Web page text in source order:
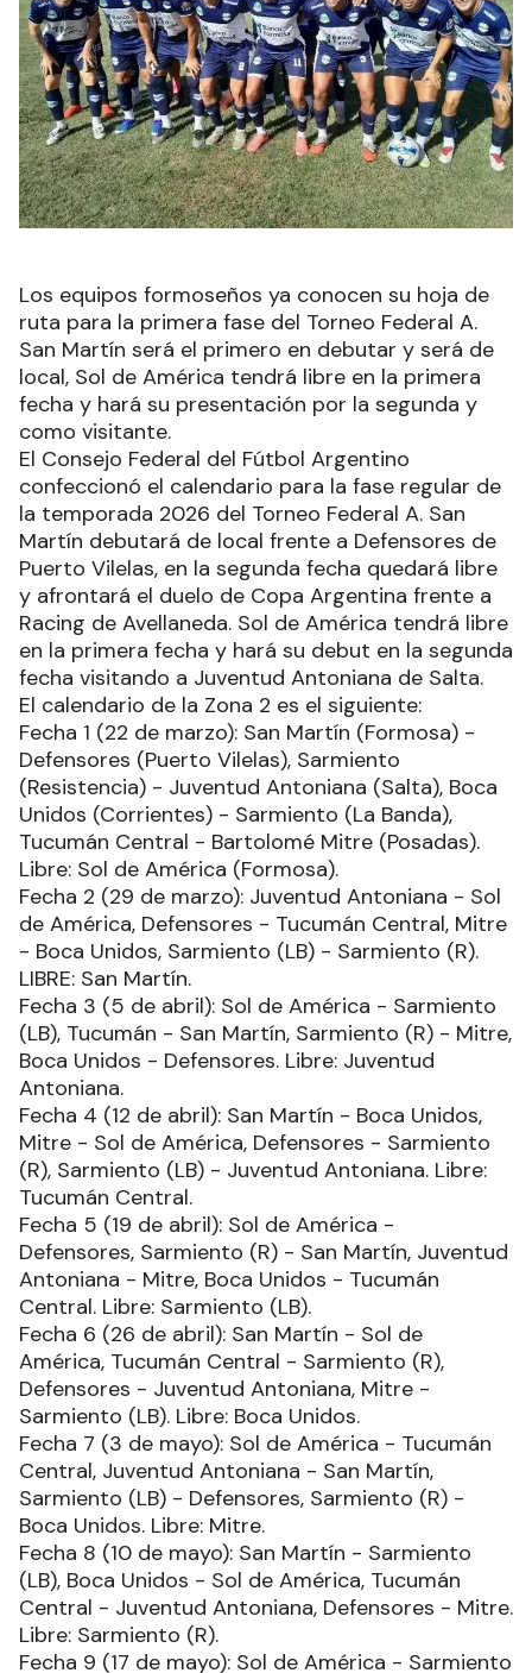
Los equipos formoseños ya conocen su hoja de
ruta para la primera fase del Torneo Federal A.
San Martín será el primero en debutar y será de
local, Sol de América tendrá libre en la primera
fecha y hará su presentación por la segunda y
como visitante.
El Consejo Federal del Fútbol Argentino
confeccionó el calendario para la fase regular de
la temporada 2026 del Torneo Federal A. San
Martín debutará de local frente a Defensores de
Puerto Vilelas, en la segunda fecha quedará libre
y afrontará el duelo de Copa Argentina frente a
Racing de Avellaneda. Sol de América tendrá libre
en la primera fecha y hará su debut en la segunda
fecha visitando a Juventud Antoniana de Salta.
El calendario de la Zona 2 es el siguiente:
Fecha 1 (22 de marzo): San Martín (Formosa) -
Defensores (Puerto Vilelas), Sarmiento
(Resistencia) - Juventud Antoniana (Salta), Boca
Unidos (Corrientes) - Sarmiento (La Banda),
Tucumán Central - Bartolomé Mitre (Posadas).
Libre: Sol de América (Formosa).
Fecha 2 (29 de marzo): Juventud Antoniana - Sol
de América, Defensores - Tucumán Central, Mitre
- Boca Unidos, Sarmiento (LB) - Sarmiento (R).
LIBRE: San Martín.
Fecha 3 (5 de abril): Sol de América - Sarmiento
(LB), Tucumán - San Martín, Sarmiento (R) - Mitre,
Boca Unidos - Defensores. Libre: Juventud
Antoniana.
Fecha 4 (12 de abril): San Martín - Boca Unidos,
Mitre - Sol de América, Defensores - Sarmiento
(R), Sarmiento (LB) - Juventud Antoniana. Libre:
Tucumán Central.
Fecha 5 (19 de abril): Sol de América -
Defensores, Sarmiento (R) - San Martín, Juventud
Antoniana - Mitre, Boca Unidos - Tucumán
Central. Libre: Sarmiento (LB).
Fecha 6 (26 de abril): San Martín - Sol de
América, Tucumán Central - Sarmiento (R),
Defensores - Juventud Antoniana, Mitre -
Sarmiento (LB). Libre: Boca Unidos.
Fecha 7 (3 de mayo): Sol de América - Tucumán
Central, Juventud Antoniana - San Martín,
Sarmiento (LB) - Defensores, Sarmiento (R) -
Boca Unidos. Libre: Mitre.
Fecha 8 (10 de mayo): San Martín - Sarmiento
(LB), Boca Unidos - Sol de América, Tucumán
Central - Juventud Antoniana, Defensores - Mitre.
Libre: Sarmiento (R).
Fecha 9 (17 de mayo): Sol de América - Sarmiento